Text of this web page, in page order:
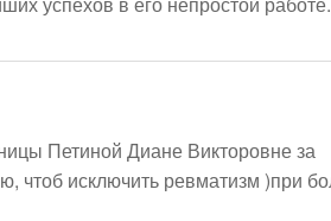
Петиной Диане Викторовне за
чтоб исключить ревматизм )при